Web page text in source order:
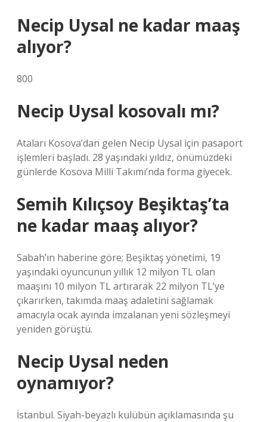
Necip Uysal ne kadar maaş
alıyor?
800
Necip Uysal kosovalı mı?
Ataları Kosova’dan gelen Necip Uysal için pasaport
işlemleri başladı. 28 yaşındaki yıldız, önümüzdeki
günlerde Kosova Milli Takımı’nda forma giyecek.
Semih Kılıçsoy Beşiktaş’ta
ne kadar maaş alıyor?
Sabah’ın haberine göre; Beşiktaş yönetimi, 19
yaşındaki oyuncunun yıllık 12 milyon TL olan
maaşını 10 milyon TL artırarak 22 milyon TL’ye
çıkarırken, takımda maaş adaletini sağlamak
amacıyla ocak ayında imzalanan yeni sözleşmeyi
yeniden görüştü.
Necip Uysal neden
oynamıyor?
İstanbul. Siyah-beyazlı kulübün açıklamasında şu